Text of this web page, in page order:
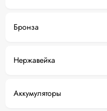
Бронза
Нержавейка
Аккумуляторы